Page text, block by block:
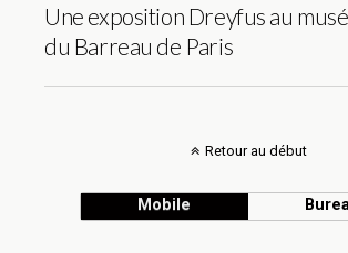
Une exposition Dreyfus au
du Barreau de Paris
Retour au début
Mobile